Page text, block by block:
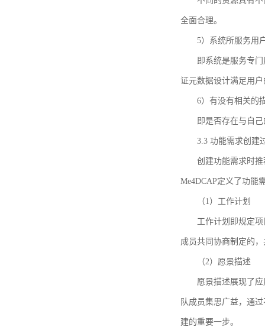
全面合理。
5）系统所服务用
即系统是服务专
证元数据设计满足用
6）有没有相关的
即是否存在与自
3.3 功能需求创建
创建功能需求时推
Me4DCAP定义了功能
（1）工作计划
工作计划即规定
成员共同协商制定的
（2）愿景描述
愿景描述展现了
队成员集思广益，通
建的重要一步。